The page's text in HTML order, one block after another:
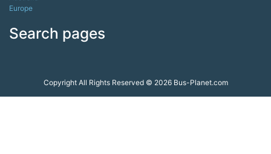
Europe
Search pages
Copyright All Rights Reserved © 2026 Bus-Planet.com